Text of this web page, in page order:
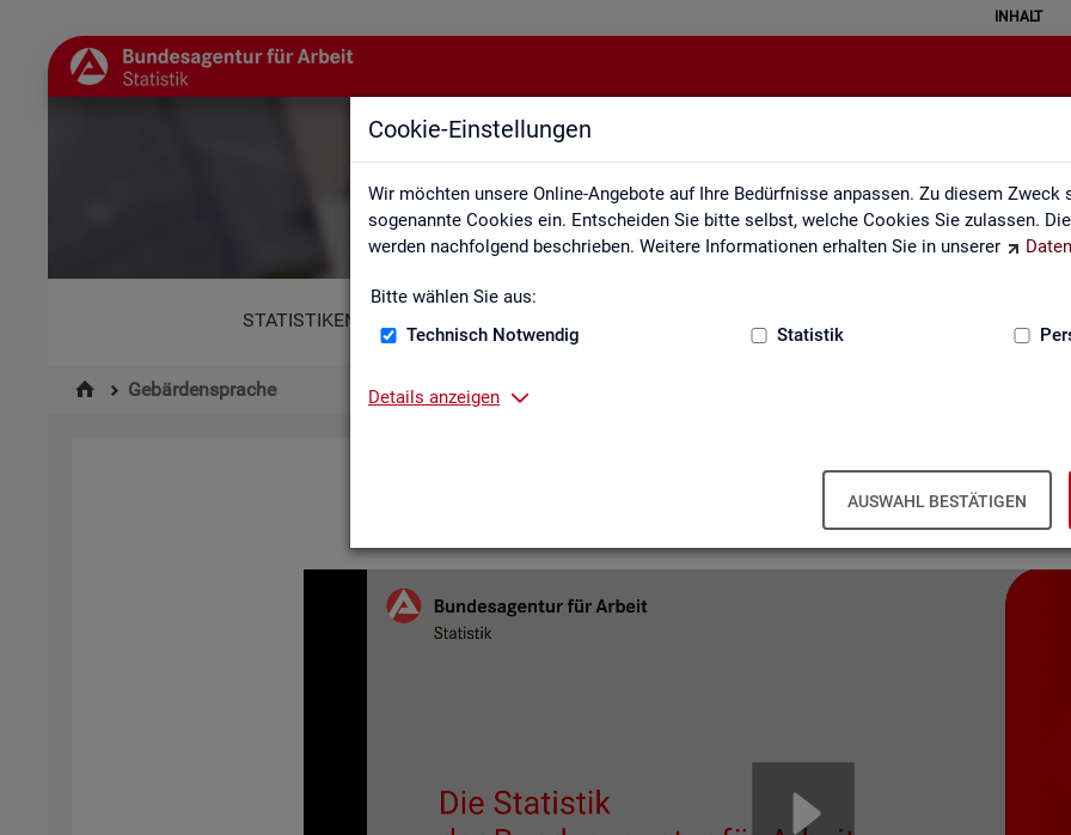
Cookie-Einstellungen
Wir möchten unsere Online-Angebote auf Ihre Bedürfnisse anpassen. Zu diesem Zweck
sogenannte Cookies ein. Entscheiden Sie bitte selbst, welche Cookies Sie zulassen.
werden nachfolgend beschrieben. Weitere Informationen erhalten Sie in unserer
Bitte wählen Sie aus:
Technisch Notwendig
Statistik
Details anzeigen
AUSWAHL BESTÄTIGEN
INHALT
Gebärdensprache
STATISTIKEN
Gebärdensprache
In­for­ma­tio­nen in Ge­bär­den­spra­che
Hier fin­den Sie unser In­for­ma­ti­ons­vi­deo in Deut­scher